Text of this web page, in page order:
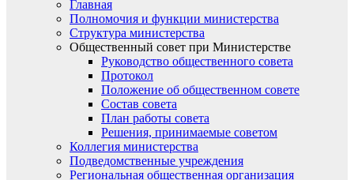
Главная
Полномочия и функции министерства
Структура министерства
Общественный совет при Министерстве
Руководство общественного совета
Протокол
Положение об общественном совете
Состав совета
План работы совета
Решения, принимаемые советом
Коллегия министерства
Подведомственные учреждения
Региональная общественная организация